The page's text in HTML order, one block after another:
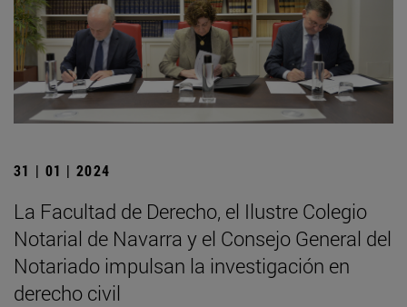
31 | 01 | 2024
La Facultad de Derecho, el Ilustre Colegio
Notarial de Navarra y el Consejo General del
Notariado impulsan la investigación en
derecho civil